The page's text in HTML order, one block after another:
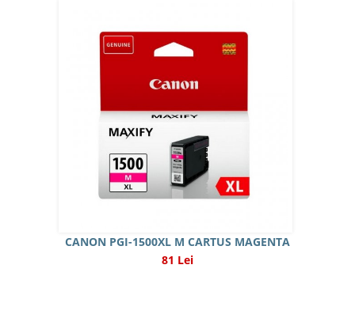
CANON PGI-1500XL M CARTUS MAGENTA
81 Lei